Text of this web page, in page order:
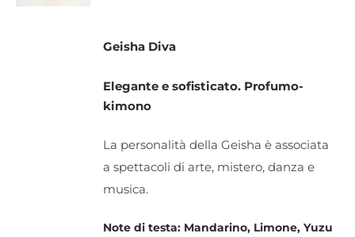
Geisha Diva
Elegante e sofisticato. Profumo-
kimono
La personalità della Geisha è associata
a spettacoli di arte, mistero, danza e
musica.
Note di testa: Mandarino, Limone, Yuzu